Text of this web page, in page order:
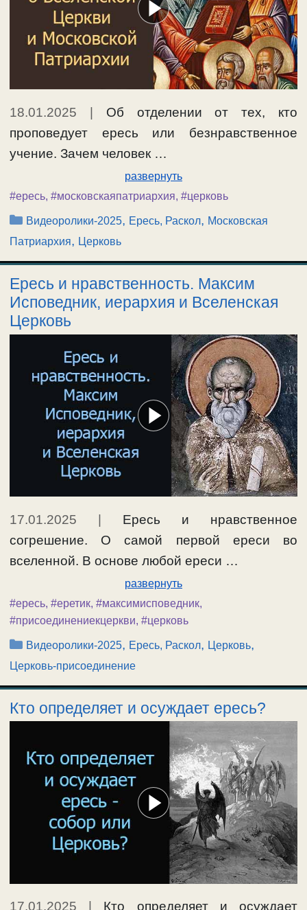
18.01.2025 | Об отделении от тех, кто
проповедует ересь или безнравственное
учение. Зачем человек …
развернуть
#ересь, #московскаяпатриархия, #церковь
Рубрики
Видеоролики-2025, Ересь, Раскол, Московская
Патриархия, Церковь
Ересь и нравственность. Максим
Исповедник, иерархия и Вселенская
Церковь
17.01.2025 | Ересь и нравственное
согрешение. О самой первой ереси во
вселенной. В основе любой ереси …
развернуть
#ересь, #еретик, #максимисповедник,
#присоединениекцеркви, #церковь
Рубрики
Видеоролики-2025, Ересь, Раскол, Церковь,
Церковь-присоединение
Кто определяет и осуждает ересь?
17.01.2025 Кто определяет и осуждает